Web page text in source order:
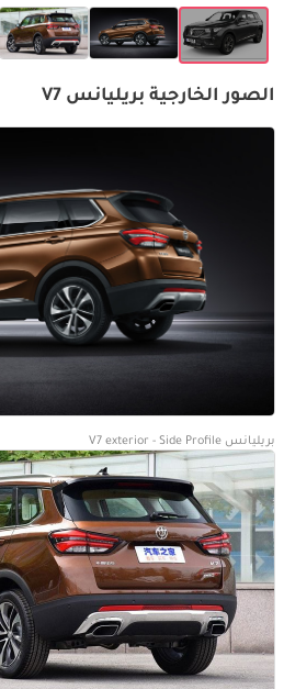
الصور الخارجية بريليانس V7
بريليانس V7 exterior - Side Profile